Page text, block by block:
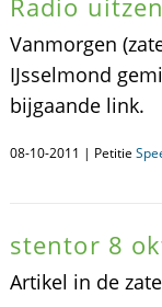
Radio
Vanmorgen
IJsselmond
bijgaande link.
08-10-2011 | Petitie
stentor 8
Artikel in de